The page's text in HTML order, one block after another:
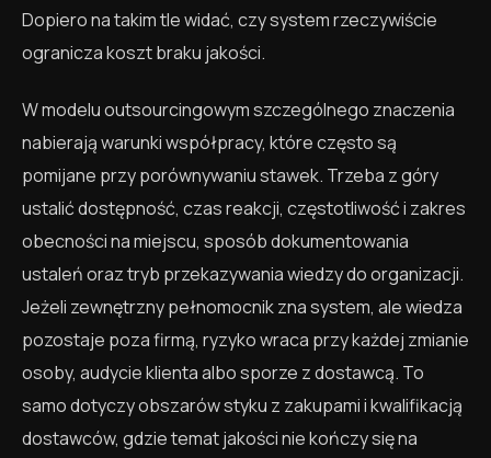
Dopiero na takim tle widać, czy system rzeczywiście
ogranicza koszt braku jakości.
W modelu outsourcingowym szczególnego znaczenia
nabierają warunki współpracy, które często są
pomijane przy porównywaniu stawek. Trzeba z góry
ustalić dostępność, czas reakcji, częstotliwość i zakres
obecności na miejscu, sposób dokumentowania
ustaleń oraz tryb przekazywania wiedzy do organizacji.
Jeżeli zewnętrzny pełnomocnik zna system, ale wiedza
pozostaje poza firmą, ryzyko wraca przy każdej zmianie
osoby, audycie klienta albo sporze z dostawcą. To
samo dotyczy obszarów styku z zakupami i kwalifikacją
dostawców, gdzie temat jakości nie kończy się na